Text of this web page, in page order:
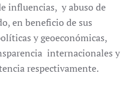
influencias, y abuso de
en beneficio de sus
y geoeconómicas,
internacionales y
respectivamente.